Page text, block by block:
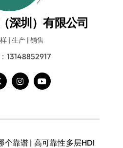
深圳）有限公司
| 生产 | 销售
13148852917
个靠谱 | 高可靠性多层HDI